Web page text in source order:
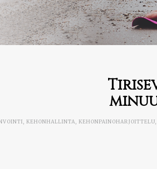
, KEHONHALLINTA, KEHONPAINOHARJOITTELU,